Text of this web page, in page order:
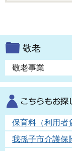
敬老
敬老事業
保育料（利用者
我孫子市介護保